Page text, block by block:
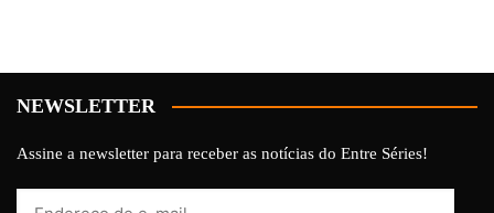
NEWSLETTER
Assine a newsletter para receber as notícias do Entre Séries!